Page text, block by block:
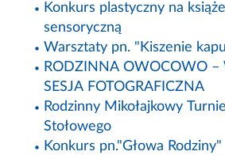
Konkurs plastyczny na
sensoryczną
Warsztaty pn. "Kiszenie
RODZINNA OWOCOWO –
SESJA FOTOGRAFICZNA
Rodzinny Mikołajkowy
Stołowego
Konkurs pn."Głowa Rodziny"